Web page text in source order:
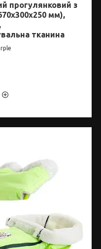
прогулянковий з
мм),
тканина